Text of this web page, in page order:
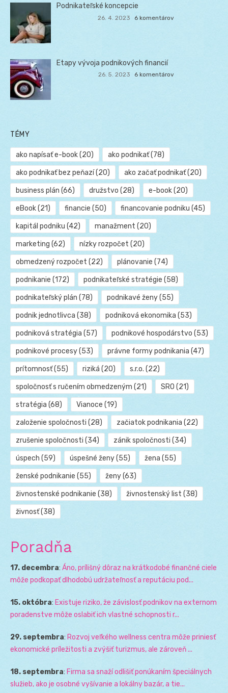
Podnikateľské koncepcie
26. 4. 2023 6 komentárov
Etapy vývoja podnikových financií
26. 5. 2023 6 komentárov
TÉMY
ako napísať e-book(20) ako podnikať(78)
ako podnikať bez peňazí(20) ako začať podnikať(20)
business plán (66) družstvo (28) e-book(20)
eBook(21) financie (50) financovanie podniku (45)
kapitál podniku (42) manažment (20)
marketing (62) nízky rozpočet (20)
obmedzený rozpočet (22) plánovanie (74)
podnikanie (172) podnikateľské stratégie (58)
podnikateľský plán (78) podnikavé ženy(55)
podnik jednotlivca (38) podniková ekonomika (53)
podniková stratégia (57) podnikové hospodárstvo (53)
podnikové procesy(53) právne formy podnikania (47)
prítomnosť(55) riziká (20) s.r.o. (22)
spoločnosť s ručením obmedzeným (21) SRO (21)
stratégia (68) Vianoce (19)
založenie spoločnosti (28) začiatok podnikania (22)
zrušenie spoločnosti (34) zánik spoločnosti (34)
úspech (59) úspešné ženy(55) žena (55)
ženské podnikanie (55) ženy(63)
živnostenské podnikanie (38) živnostenský list (38)
živnosť(38)
Poradňa
17. decembra: Áno, prílišný dôraz na krátkodobé finančné ciele
môže podkopať dlhodobú udržateľnosť a reputáciu pod...
15. októbra: Existuje riziko, že závislosť podnikov na externom
poradenstve môže oslabiť ich vlastné schopnosti r...
29. septembra: Rozvoj veľkého wellness centra môže priniesť
ekonomické príležitosti a zvýšiť turizmus, ale zároveň ...
18. septembra: Firma sa snaží odlišiť ponúkaním špeciálnych
služieb, ako je osobné vyšívanie a lokálny bazár, a tie...